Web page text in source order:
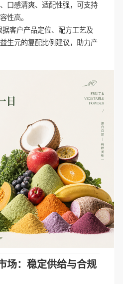
口感清爽、适配性强，可支持
性高。
据客户产品定位、配方工艺及
生元的复配比例建议，助力产
场：稳定供给与合规